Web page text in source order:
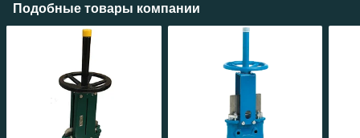
Подобные товары компании